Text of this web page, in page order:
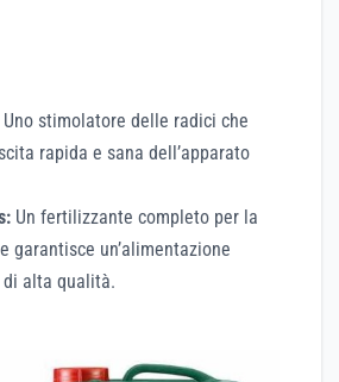
Uno stimolatore delle radici che
rapida e sana dell’apparato
Un fertilizzante completo per la
garantisce un’alimentazione
alta qualità.